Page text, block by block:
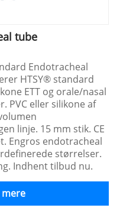
tube
Endotracheal
HTSY® standard
ETT og orale/nasal
PVC eller silikone af
linje. 15 mm stik. CE
Engros endotracheal
størrelser.
Indhent tilbud nu.